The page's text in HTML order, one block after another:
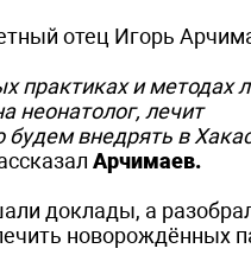
отец Игорь
практиках и методах
неонатолог, лечит
внедрять в
Арчимаев.
доклады, а
новорождённых